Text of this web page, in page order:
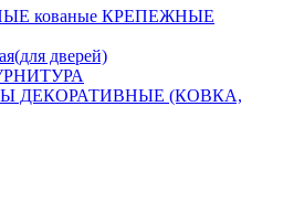
кованые КРЕПЕЖНЫЕ
дверей)
ДЕКОРАТИВНЫЕ (КОВКА,